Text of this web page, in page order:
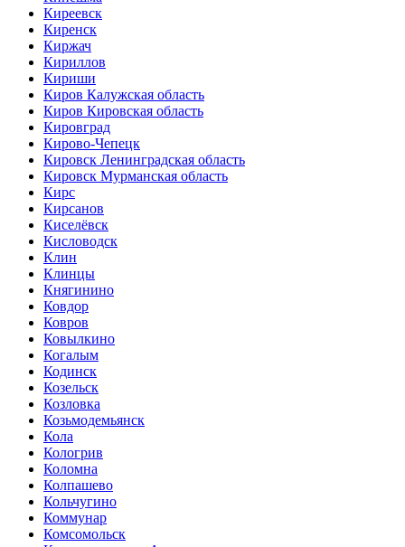
Киреевск
Киренск
Киржач
Кириллов
Кириши
Киров Калужская область
Киров Кировская область
Кировград
Кирово-Чепецк
Кировск Ленинградская область
Кировск Мурманская область
Кирс
Кирсанов
Киселёвск
Кисловодск
Клин
Клинцы
Княгинино
Ковдор
Ковров
Ковылкино
Когалым
Кодинск
Козельск
Козловка
Козьмодемьянск
Кола
Кологрив
Коломна
Колпашево
Кольчугино
Коммунар
Комсомольск